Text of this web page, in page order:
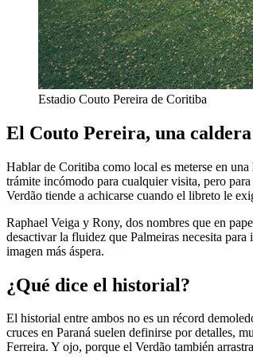
Estadio Couto Pereira de Coritiba
El Couto Pereira, una caldera
Hablar de Coritiba como local es meterse en
trámite incómodo para cualquier visita, pero
Verdão tiende a achicarse cuando el libreto le
Raphael Veiga y Rony, dos nombres que en
desactivar la fluidez que Palmeiras necesita
imagen más áspera.
¿Qué dice el historial?
El historial entre ambos no es un récord
cruces en Paraná suelen definirse por detalles,
Ferreira. Y ojo, porque el Verdão también